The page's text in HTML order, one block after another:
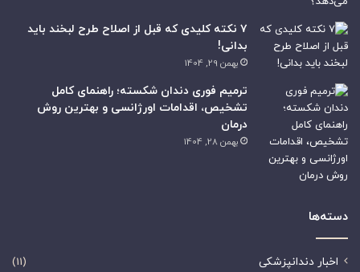
۷ نکته کلیدی که قبل از اصلاح طرح لبخند باید
بدانی!
بهمن 29, 1404
ترمیم فوری دندان شکسته؛ راهنمای کامل
تشخیص، اقدامات اورژانسی و بهترین روش
درمان
بهمن 28, 1404
دسته‌ها
اخبار دندانپزشکی
(11)